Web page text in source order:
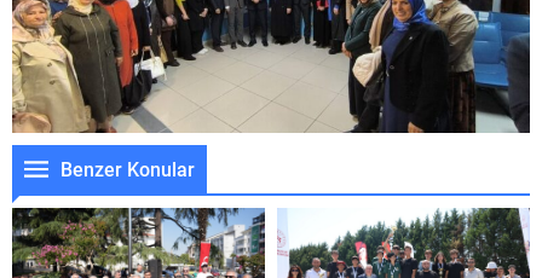
Benzer Konular